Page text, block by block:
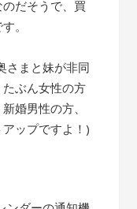
だそうで、買
。
さまと妹が非同
ぶん女性の方
婚男性の方、
ップですよ！)